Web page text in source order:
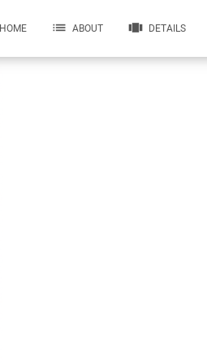
list ABOUT view_carousel DETAILS